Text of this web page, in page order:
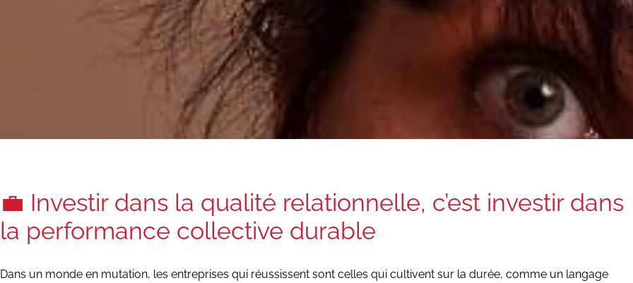
💼 Investir dans la qualité relationnelle, c’est investir dans
la performance collective durable
Dans un monde en mutation, les entreprises qui réussissent sont celles qui cultivent sur la durée, comme un langage